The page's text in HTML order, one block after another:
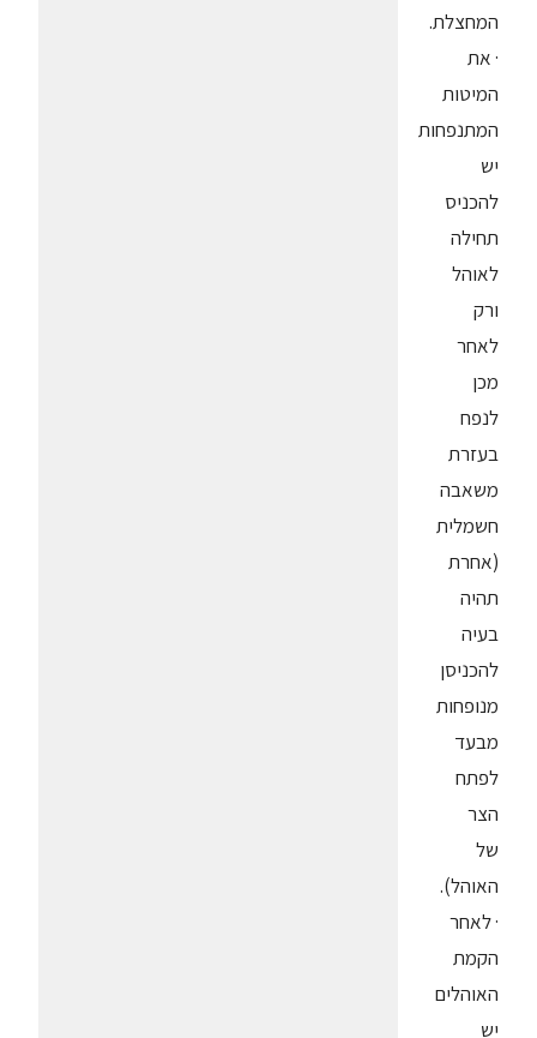
המחצלת.
· את
המיטות
המתנפחות
יש
להכניס
תחילה
לאוהל
ורק
לאחר
מכן
לנפח
בעזרת
משאבה
חשמלית
(אחרת
תהיה
בעיה
להכניסן
מנופחות
מבעד
לפתח
הצר
של
האוהל).
· לאחר
הקמת
האוהלים
יש